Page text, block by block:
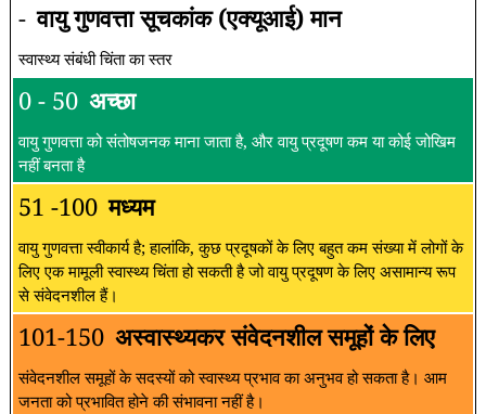
- वायु गुणवत्ता सूचकांक (एक्यूआई) मान
स्वास्थ्य संबंधी चिंता का स्तर
0 - 50 अच्छा
वायु गुणवत्ता को संतोषजनक माना जाता है, और वायु प्रदूषण कम या कोई जोखिम
नहीं बनता है
51 -100 मध्यम
वायु गुणवत्ता स्वीकार्य है; हालांकि, कुछ प्रदूषकों के लिए बहुत कम संख्या में लोगों के
लिए एक मामूली स्वास्थ्य चिंता हो सकती है जो वायु प्रदूषण के लिए असामान्य रूप
से संवेदनशील हैं।
101-150 अस्वास्थ्यकर संवेदनशील समूहों के लिए
संवेदनशील समूहों के सदस्यों को स्वास्थ्य प्रभाव का अनुभव हो सकता है। आम
जनता को प्रभावित होने की संभावना नहीं है।